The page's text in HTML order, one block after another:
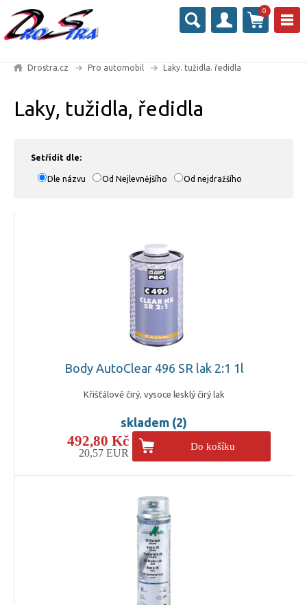
0
Drostra.cz Pro automobil Laky. tužidla. ředidla
Laky, tužidla, ředidla
Setřídit dle:
Dle názvu Od Nejlevnějšího Od nejdražšího
Body AutoClear 496 SR lak 2:1 1l
Křišťálově čirý, vysoce lesklý čirý lak
skladem (2)
492,80 Kč
20,57 EUR
Do košíku